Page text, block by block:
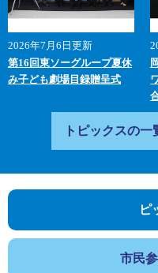
2026年7月6日更新
第16回東ソーグループ夏休
み子ども劇場目録贈呈式
トピックスの一
ピ
市民